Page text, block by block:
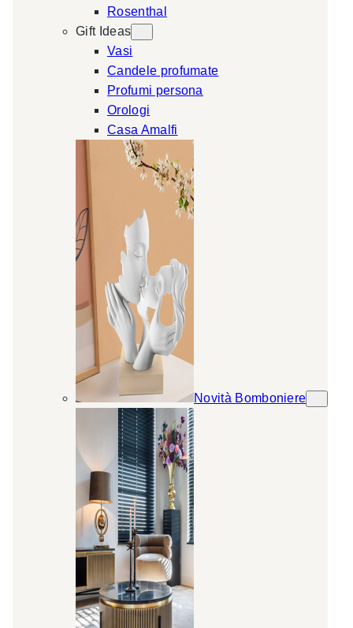
Rosenthal
Gift Ideas
Vasi
Candele profumate
Profumi persona
Orologi
Casa Amalfi
Novità Bomboniere